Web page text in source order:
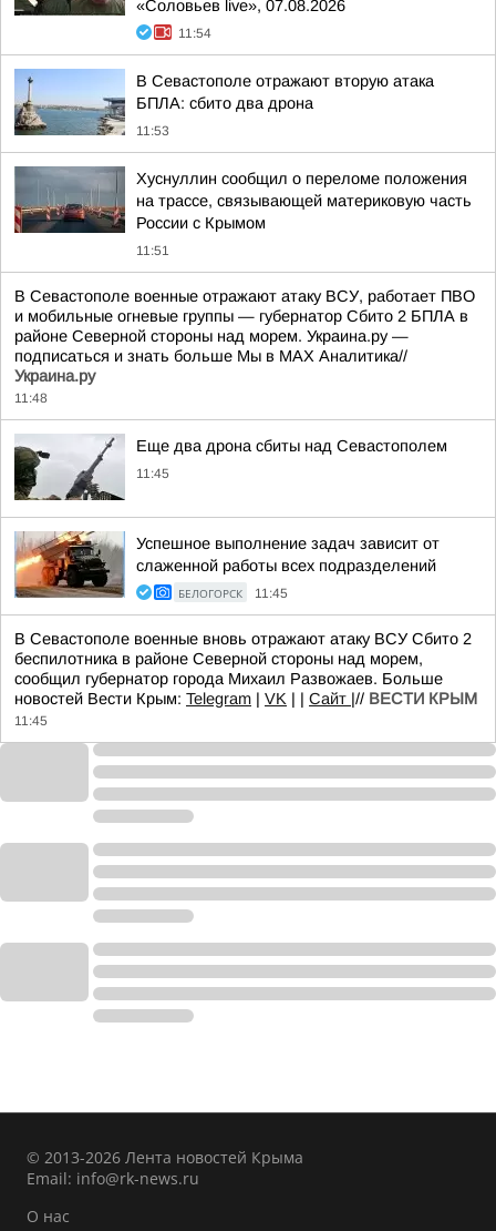
«Соловьев live», 07.08.2026
11:54
В Севастополе отражают вторую атака
БПЛА: сбито два дрона
11:53
Хуснуллин сообщил о переломе положения
на трассе, связывающей материковую часть
России с Крымом
11:51
В Севастополе военные отражают атаку ВСУ, работает ПВО
и мобильные огневые группы — губернатор Сбито 2 БПЛА в
районе Северной стороны над морем. Украина.ру —
подписаться и знать больше Мы в MAX Аналитика//
Украина.ру
11:48
Еще два дрона сбиты над Севастополем
11:45
Успешное выполнение задач зависит от
слаженной работы всех подразделений
БЕЛОГОРСК 11:45
В Севастополе военные вновь отражают атаку ВСУ Сбито 2
беспилотника в районе Северной стороны над морем,
сообщил губернатор города Михаил Развожаев. Больше
новостей Вести Крым: Telegram | VK | | Сайт |// ВЕСТИ КРЫМ
11:45
© 2013-2026 Лента новостей Крыма
Email: info@rk-news.ru
О нас